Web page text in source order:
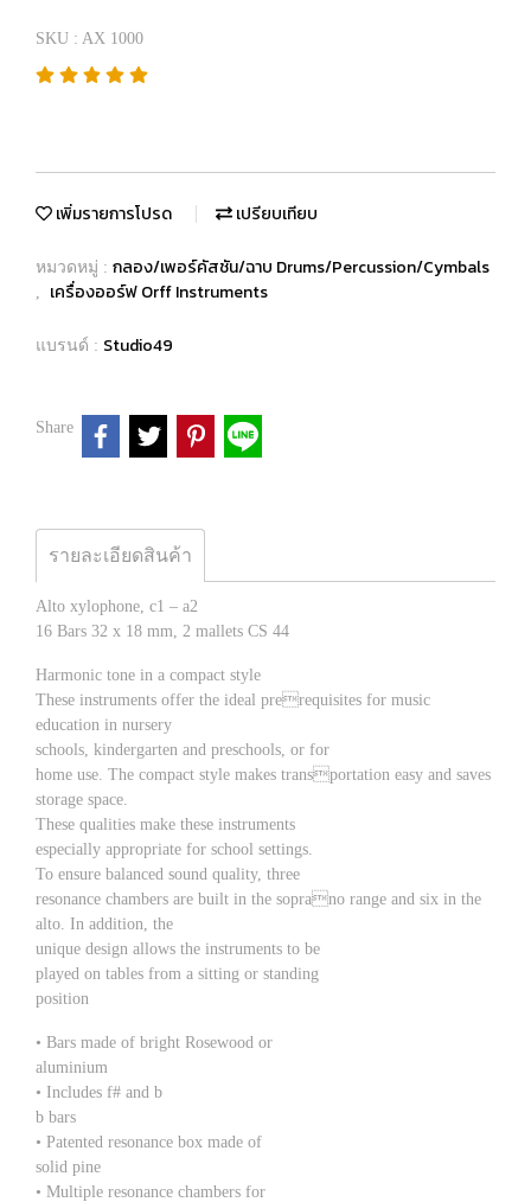
SKU : AX 1000
เพิ่มรายการโปรด เปรียบเทียบ
หมวดหมู่ : กลอง/เพอร์คัสชัน/ฉาบ Drums/Percussion/Cymbals
, เครื่องออร์ฟ Orff Instruments
แบรนด์ : Studio49
Share
รายละเอียดสินค้า
Alto xylophone, c1 – a2
16 Bars 32 x 18 mm, 2 mallets CS 44
Harmonic tone in a compact style
These instruments offer the ideal prerequisites for music
education in nursery
schools, kindergarten and preschools, or for
home use. The compact style makes transportation easy and saves
storage space.
These qualities make these instruments
especially appropriate for school settings.
To ensure balanced sound quality, three
resonance chambers are built in the soprano range and six in the
alto. In addition, the
unique design allows the instruments to be
played on tables from a sitting or standing
position
• Bars made of bright Rosewood or
aluminium
• Includes f# and b
b bars
• Patented resonance box made of
solid pine
• Multiple resonance chambers for